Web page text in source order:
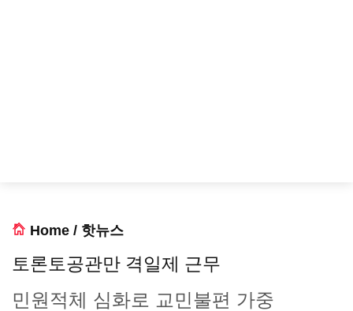
Home / 핫뉴스
토론토공관만 격일제 근무
민원적체 심화로 교민불편 가중